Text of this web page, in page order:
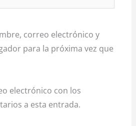
correo electrónico y
para la próxima vez que
electrónico con los
a esta entrada.